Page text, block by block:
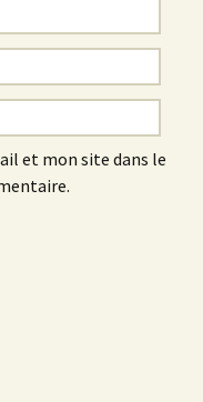
et mon site dans le